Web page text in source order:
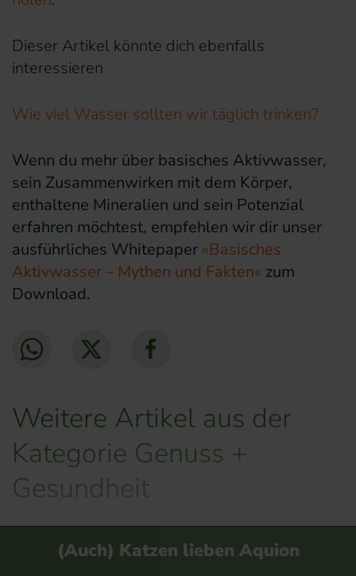
Dieser Artikel könnte dich ebenfalls
interessieren
Wie viel Wasser sollten wir täglich trinken?
Wenn du mehr über basisches Aktivwasser,
sein Zusammenwirken mit dem Körper,
enthaltene Mineralien und sein Potenzial
erfahren möchtest, empfehlen wir dir unser
ausführliches Whitepaper »Basisches
Aktivwasser – Mythen und Fakten« zum
Download.
Weitere Artikel aus der
Kategorie Genuss +
Gesundheit
(Auch) Katzen lieben Aquion